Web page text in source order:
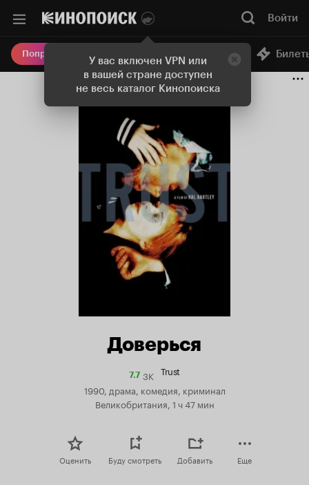
У вас включен VPN или
в вашей стране доступен
не весь каталог Кинопоиска
Войти
Попробовать Плюс Онлайн-кинотеатр
Доверься
7.7Рейтинг
7.7
3K Trust
1990, драма, комедия, криминал
Великобритания, 1 ч 47 мин
Оценить Буду смотреть Добавить Еще